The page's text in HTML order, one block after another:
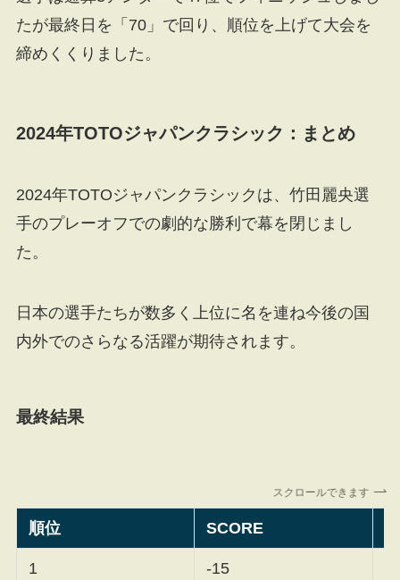
たが最終日を「70」で回り、順位を上げて大会を
締めくくりました。
2024年TOTOジャパンクラシック： まとめ
2024年TOTOジャパンクラシックは、竹田麗央選
手のプレーオフでの劇的な勝利で幕を閉じまし
た。
日本の選手たちが数多く上位に名を連ね今後の国
内外でのさらなる活躍が期待されます。
最終結果
スクロールできます
順位 SCORE
1 -15